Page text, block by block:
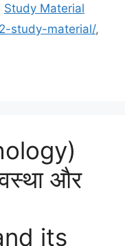
Study Material
study-material/,
और
its